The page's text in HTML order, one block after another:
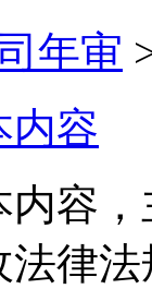
年审
内容
容
律